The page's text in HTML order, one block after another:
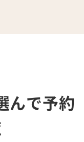
んで予約